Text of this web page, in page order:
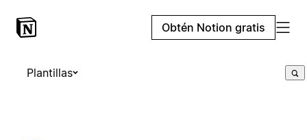
Obtén Notion gratis
Plantillas